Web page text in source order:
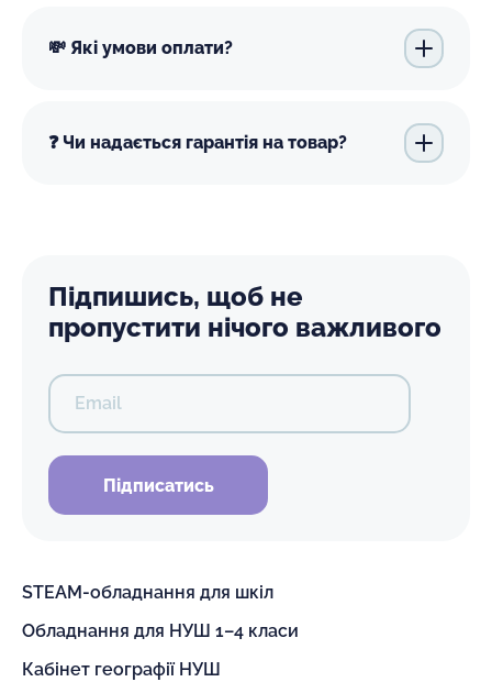
💸 Які умови оплати?
❓ Чи надається гарантія на товар?
Підпишись, щоб не
пропустити нічого важливого
Email
Підписатись
STEAM-обладнання для шкіл
Обладнання для НУШ 1–4 класи
Кабінет географії НУШ